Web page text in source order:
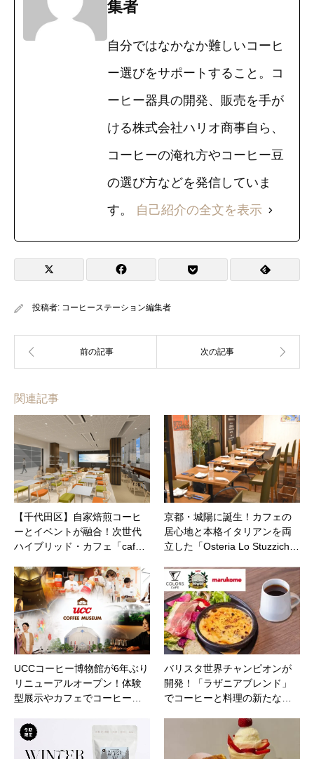
集者
自分ではなかなか難しいコーヒ
ー選びをサポートすること。コ
ーヒー器具の開発、販売を手が
ける株式会社ハリオ商事自ら、
コーヒーの淹れ方やコーヒー豆
の選び方などを発信していま
す。 自己紹介の全文を表示
投稿者: コーヒーステーション編集者
関連記事
【千代田区】自家焙煎コーヒ
ーとイベントが融合！次世代
ハイブリッド・カフェ「caf…
京都・城陽に誕生！カフェの
居心地と本格イタリアンを両
立した「Osteria Lo Stuzzich…
UCCコーヒー博物館が6年ぶり
リニューアルオープン！体験
型展示やカフェでコーヒー…
バリスタ世界チャンピオンが
開発！「ラザニアブレンド」
でコーヒーと料理の新たな…